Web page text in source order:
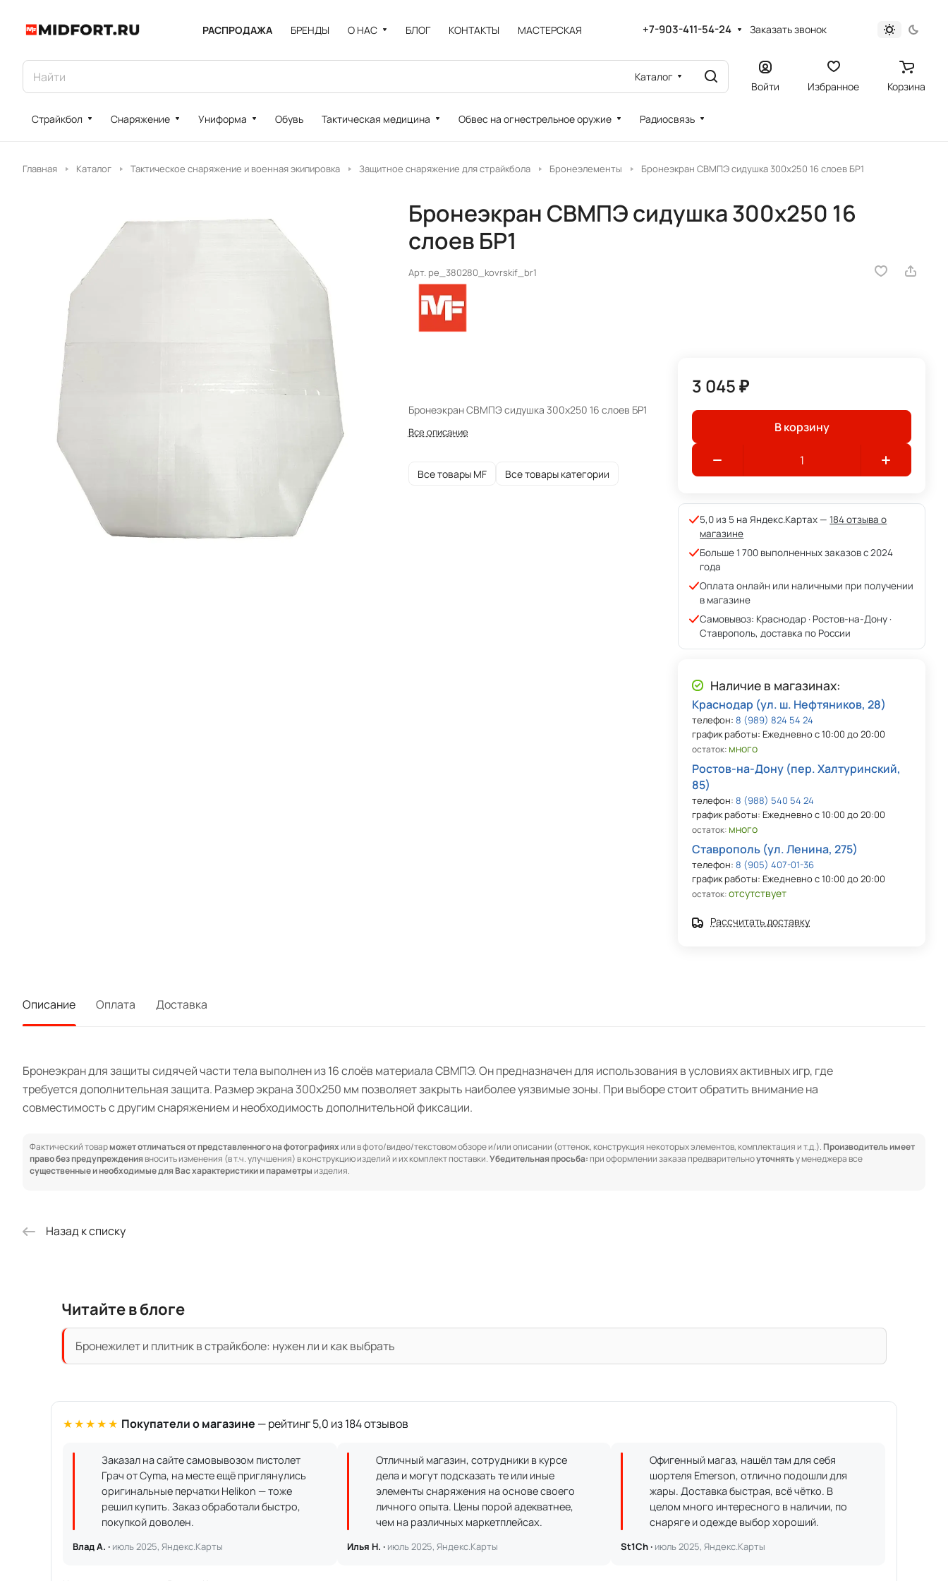
РАСПРОДАЖА БРЕНДЫ О НАС БЛОГ КОНТАКТЫ МАСТЕРСКАЯ +7-903-411-54-24 Заказать звонок
Каталог
Войти Избранное Корзина
Страйкбол Снаряжение Униформа Обувь Тактическая медицина Обвес на огнестрельное оружие Радиосвязь
Главная Каталог Тактическое снаряжение и военная экипировка Защитное снаряжение для страйкбола Бронеэлементы Бронеэкран СВМПЭ сидушка 300x250 16 слоев БР1
Бронеэкран СВМПЭ сидушка 300x250 16
слоев БР1
Арт. pe_380280_kovrskif_br1
Бронеэкран СВМПЭ сидушка 300x250 16 слоев БР1
Все описание
Все товары MF Все товары категории
3 045 ₽
В корзину
5,0 из 5 на Яндекс.Картах —184 отзыва о
магазине
Больше 1 700 выполненных заказов с 2024
года
Оплата онлайн или наличными при получении
в магазине
Самовывоз: Краснодар · Ростов-на-Дону ·
Ставрополь, доставка по России
Наличие в магазинах:
Краснодар (ул. ш. Нефтяников, 28)
телефон:8 (989) 824 54 24
график работы: Ежедневно с 10:00 до 20:00
остаток: много
Ростов-на-Дону (пер. Халтуринский,
85)
телефон:8 (988) 540 54 24
график работы: Ежедневно с 10:00 до 20:00
остаток: много
Ставрополь (ул. Ленина, 275)
телефон:8 (905) 407-01-36
график работы: Ежедневно с 10:00 до 20:00
остаток:отсутствует
Рассчитать доставку
Описание Оплата Доставка
Бронеэкран для защиты сидячей части тела выполнен из 16 слоёв материала СВМПЭ. Он предназначен для использования в условиях активных игр, где
требуется дополнительная защита. Размер экрана 300x250 мм позволяет закрыть наиболее уязвимые зоны. При выборе стоит обратить внимание на
совместимость с другим снаряжением и необходимость дополнительной фиксации.
Фактический товарможет отличаться от представленного на фотографияхили в фото/видео/текстовом обзоре и/или описании (оттенок, конструкция некоторых элементов, комплектация и т.д.). Производитель имеет
право без предупреждениявносить изменения (в т.ч. улучшения) в конструкцию изделий и их комплект поставки.Убедительная просьба:при оформлении заказа предварительноуточнятьу менеджера все
существенные и необходимые для Вас характеристики и параметрыизделия.
Назад к списку
Читайте в блоге
Бронежилет и плитник в страйкболе: нужен ли и как выбрать
★★★★★ Покупатели о магазине — рейтинг 5,0 из 184 отзывов
Заказал на сайте самовывозом пистолет
Грач от Cyma, на месте ещё приглянулись
оригинальные перчатки Helikon — тоже
решил купить. Заказ обработали быстро,
покупкой доволен.
Влад А. · июль 2025, Яндекс.Карты
Отличный магазин, сотрудники в курсе
дела и могут подсказать те или иные
элементы снаряжения на основе своего
личного опыта. Цены порой адекватнее,
чем на различных маркетплейсах.
Илья Н. · июль 2025, Яндекс.Карты
Офигенный магаз, нашёл там для себя
шортеля Emerson, отлично подошли для
жары. Доставка быстрая, всё чётко. В
целом много интересного в наличии, по
снаряге и одежде выбор хороший.
St1Ch · июль 2025, Яндекс.Карты